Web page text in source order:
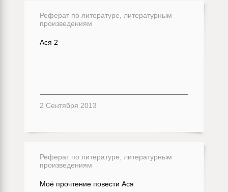
Реферат по литературе, литературным
произведениям
Ася 2
2 Сентября 2013
Реферат по литературе, литературным
произведениям
Моё прочтение повести Ася